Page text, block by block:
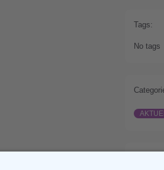
Tags:
No tags